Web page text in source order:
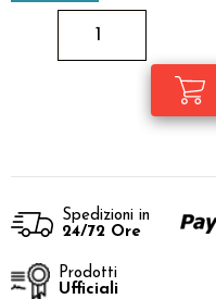
Spedizioni in
24/72 Ore
Prodotti
Ufficiali